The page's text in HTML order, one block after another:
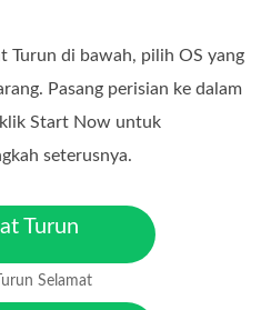
Turun di bawah, pilih OS yang
Pasang perisian ke dalam
Start Now untuk
seterusnya.
Turun
Selamat